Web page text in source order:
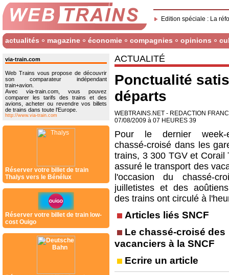
Edition spéciale : La
actualités magazine économie compagnies opinions
via-train.com
Web Trains vous propose de découvrir
son comparateur indépendant
train+avion.
Avec via-train.com, vous pouvez
comparer les tarifs des trains et des
avions, acheter ou revendre vos billets
de trains dans toute l'Europe.
http://www.via-train.com
Réserver votre billet de train
Thalys vers le Bénélux
Réserver votre billet de train low-
cost Ouigo
ACTUALITÉ
Ponctualité
départs
WEBTRAINS.NET - REDACTION
07/08/2009 à 07 HEURES 39
Pour le dernier
chassé-croisé dans les
trains, 3 300 TGV et Corail
assuré le transport des
l'occasion du chassé-
juilletistes et des
des trains ont circulé à
Articles liés SNCF
Le chassé-croisé des
vacanciers à la SNCF
Ecrire un article